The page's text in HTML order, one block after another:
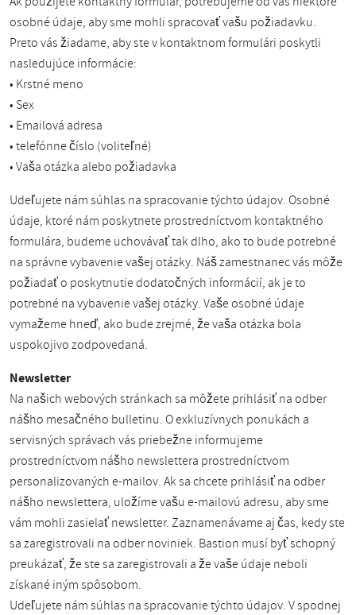
osobné údaje, aby sme mohli spracovať vašu požiadavku.
Preto vás žiadame, aby ste v kontaktnom formulári poskytli
nasledujúce informácie:
• Krstné meno
• Sex
• Emailová adresa
• telefónne číslo (voliteľné)
• Vaša otázka alebo požiadavka
Udeľujete nám súhlas na spracovanie týchto údajov. Osobné
údaje, ktoré nám poskytnete prostredníctvom kontaktného
formulára, budeme uchovávať tak dlho, ako to bude potrebné
na správne vybavenie vašej otázky. Náš zamestnanec vás môže
požiadať o poskytnutie dodatočných informácií, ak je to
potrebné na vybavenie vašej otázky. Vaše osobné údaje
vymažeme hneď, ako bude zrejmé, že vaša otázka bola
uspokojivo zodpovedaná.
Newsletter
Na našich webových stránkach sa môžete prihlásiť na odber
nášho mesačného bulletinu. O exkluzívnych ponukách a
servisných správach vás priebežne informujeme
prostredníctvom nášho newslettera prostredníctvom
personalizovaných e-mailov. Ak sa chcete prihlásiť na odber
nášho newslettera, uložíme vašu e-mailovú adresu, aby sme
vám mohli zasielať newsletter. Zaznamenávame aj čas, kedy ste
sa zaregistrovali na odber noviniek. Bastion musí byť schopný
preukázať, že ste sa zaregistrovali a že vaše údaje neboli
získané iným spôsobom.
Udeľujete nám súhlas na spracovanie týchto údajov. V spodnej